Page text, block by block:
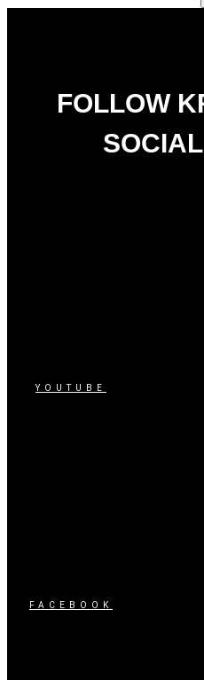
FOLLOW
YOUTUBE
FACEBOOK